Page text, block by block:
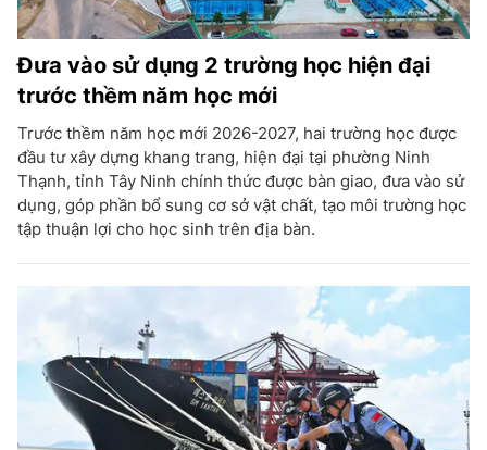
Đưa vào sử dụng 2 trường học hiện đại
trước thềm năm học mới
Trước thềm năm học mới 2026-2027, hai trường học được
đầu tư xây dựng khang trang, hiện đại tại phường Ninh
Thạnh, tỉnh Tây Ninh chính thức được bàn giao, đưa vào sử
dụng, góp phần bổ sung cơ sở vật chất, tạo môi trường học
tập thuận lợi cho học sinh trên địa bàn.